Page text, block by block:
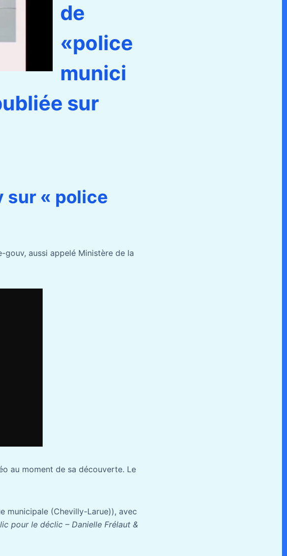
de
«police
munici
sur
sur « police
aussi appelé Ministère de la
au moment de sa découverte. Le
municipale (Chevilly-Larue)), avec
pour le déclic – Danielle Frélaut &